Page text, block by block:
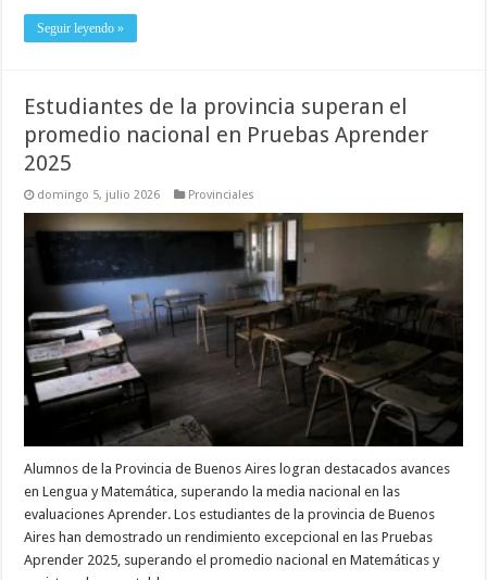
Seguir leyendo »
Estudiantes de la provincia superan el
promedio nacional en Pruebas Aprender
2025
domingo 5, julio 2026 Provinciales
Alumnos de la Provincia de Buenos Aires logran destacados avances
en Lengua y Matemática, superando la media nacional en las
evaluaciones Aprender. Los estudiantes de la provincia de Buenos
Aires han demostrado un rendimiento excepcional en las Pruebas
Aprender 2025, superando el promedio nacional en Matemáticas y